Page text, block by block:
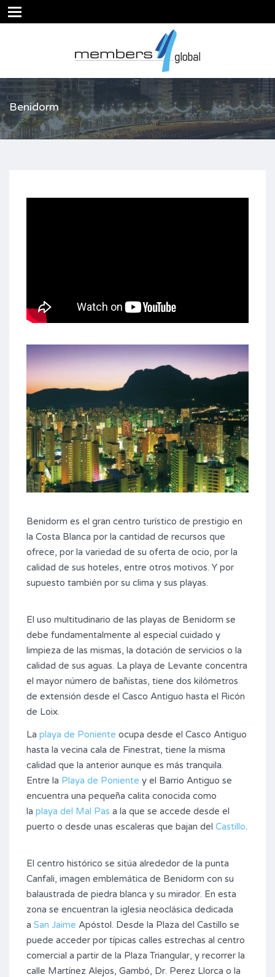
Benidorm
Benidorm es el gran centro turístico de prestigio en
la Costa Blanca por la cantidad de recursos que
ofrece, por la variedad de su oferta de ocio, por la
calidad de sus hoteles, entre otro​​s motivos. Y por
supuesto también por su clima y sus playas.
El uso multitudinario de las playas de Benidorm se
debe fundamentalmente al especial cuidado y
limpieza de las mismas, la dotación de servicios o la
calidad de sus aguas. La playa de Levante concentra
el mayor número de bañistas, tiene dos kilómetros
de extensión desde el Casco Antiguo hasta el Ricón
de Loix.
La playa de Poniente ocupa desde el Casco Antiguo
hasta la vecina cala de Finestrat, tiene la misma
calidad que la anterior aunque es más tranquila.
Entre la Playa de Poniente y el Barrio Antiguo se
encuentra una pequeña calita conocida como
la playa del Mal Pas a la que se accede desde el
puerto o desde unas escaleras que bajan del Castillo.
El centro histórico se sitúa alrededor de la punta
Canfali, imagen emblemática de Benidorm con su
balaustrada de piedra blanca y su mirador. En esta
zona se encuentran la iglesia neoclásica dedicada
a San Jaime Apóstol. Desde la Plaza del Castillo se
puede acceder por típicas calles estrechas al centro
comercial a partir de la Plaza Triangular, y recorrer la
calle Martínez Alejos, Gambó, Dr. Perez Llorca o la